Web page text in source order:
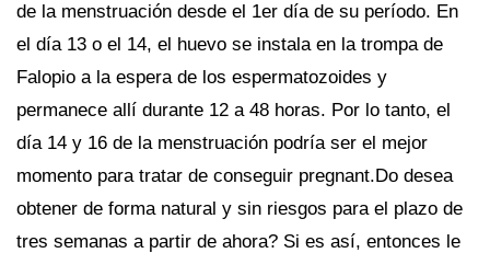
de la menstruación desde el 1er día de su período. En
el día 13 o el 14, el huevo se instala en la trompa de
Falopio a la espera de los espermatozoides y
permanece allí durante 12 a 48 horas. Por lo tanto, el
día 14 y 16 de la menstruación podría ser el mejor
momento para tratar de conseguir pregnant.Do desea
obtener de forma natural y sin riesgos para el plazo de
tres semanas a partir de ahora? Si es así, entonces le